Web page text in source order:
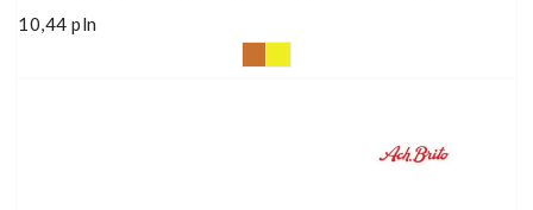
10,44 pln